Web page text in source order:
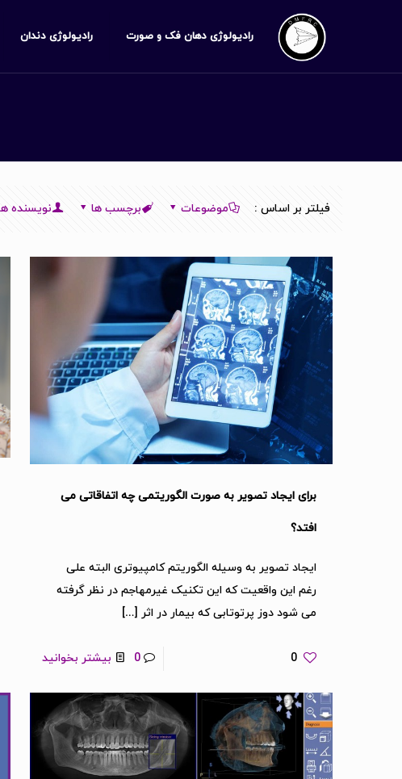
رادیولوژی دهان فک و صورت رادیولوژی دندان
فیلتر بر اساس : موضوعات برچسب ها نویسنده
برای ایجاد تصویر به صورت الگوریتمی چه اتفاقاتی می
افتد؟
ایجاد تصویر به وسیله الگوریتم کامپیوتری البته علی
رغم این واقعیت که این تکنیک غیرمهاجم در نظر گرفته
می شود دوز پرتوتابی که بیمار در اثر […]
0
0 بیشتر بخوانید